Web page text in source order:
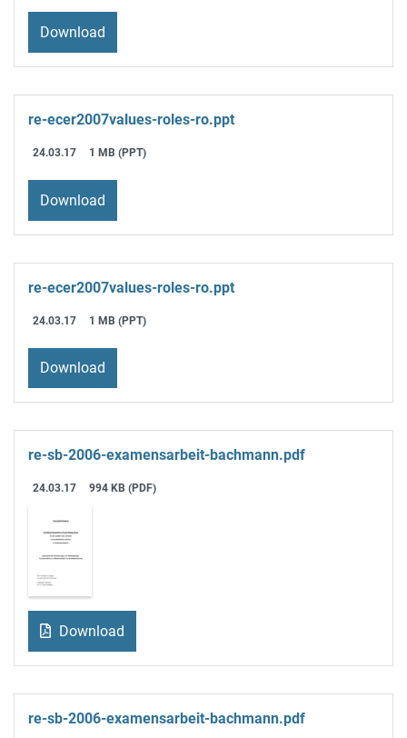
Download
re-ecer2007values-roles-ro.ppt
24.03.17 1 MB (PPT)
Download
re-ecer2007values-roles-ro.ppt
24.03.17 1 MB (PPT)
Download
re-sb-2006-examensarbeit-bachmann.pdf
24.03.17 994 KB (PDF)
Download
re-sb-2006-examensarbeit-bachmann.pdf